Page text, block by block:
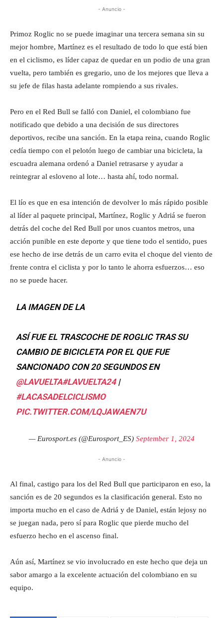
- Anuncio -
Primoz Roglic no se puede imaginar una tercera semana sin su
mejor hombre, Martínez es el resultado de todo lo que está bien
en el ciclismo, es líder capaz de quedar en un podio de una gran
vuelta, pero también es gregario, uno de los mejores que lleva a
su jefe de filas hasta adelante rompiendo a sus rivales.
Pero en el Red Bull se falló con Daniel, el colombiano fue
notificado que debido a una decisión de sus directores
deportivos, recibe una sanción. En la etapa reina, cuando Roglic
cedía tiempo con el pelotón luego de cambiar una bicicleta, la
escuadra alemana ordenó a Daniel retrasarse y ayudar a
reintegrar al esloveno al lote… hasta ahí, todo normal.
El lío es que en esa intención de devolver lo más rápido posible
al líder al paquete principal, Martínez, Roglic y Adriá se fueron
detrás del coche del Red Bull por unos cuantos metros, una
acción punible en este deporte y que tiene todo el sentido, pues
ese hecho de irse detrás de un carro evita el choque del viento de
frente contra el ciclista y por lo tanto le ahorra esfuerzos… eso
no se puede hacer.
LA IMAGEN DE LA
ASÍ FUE EL TRASCOCHE DE ROGLIC TRAS SU
CAMBIO DE BICICLETA POR EL QUE FUE
SANCIONADO CON 20 SEGUNDOS EN
@LAVUELTA#LAVUELTA24|
#LACASADELCICLISMO
PIC.TWITTER.COM/LQJAWAEN7U
— Eurosport.es (@Eurosport_ES) September 1, 2024
- Anuncio -
Al final, castigo para los del Red Bull que participaron en eso, la
sanción es de 20 segundos es la clasificación general. Esto no
importa mucho en el caso de Adriá y de Daniel, están lejosy no
se juegan nada, pero sí para Roglic que pierde mucho del
esfuerzo hecho en el ascenso final.
Aún así, Martínez se vio involucrado en este hecho que deja un
sabor amargo a la excelente actuación del colombiano en su
equipo.